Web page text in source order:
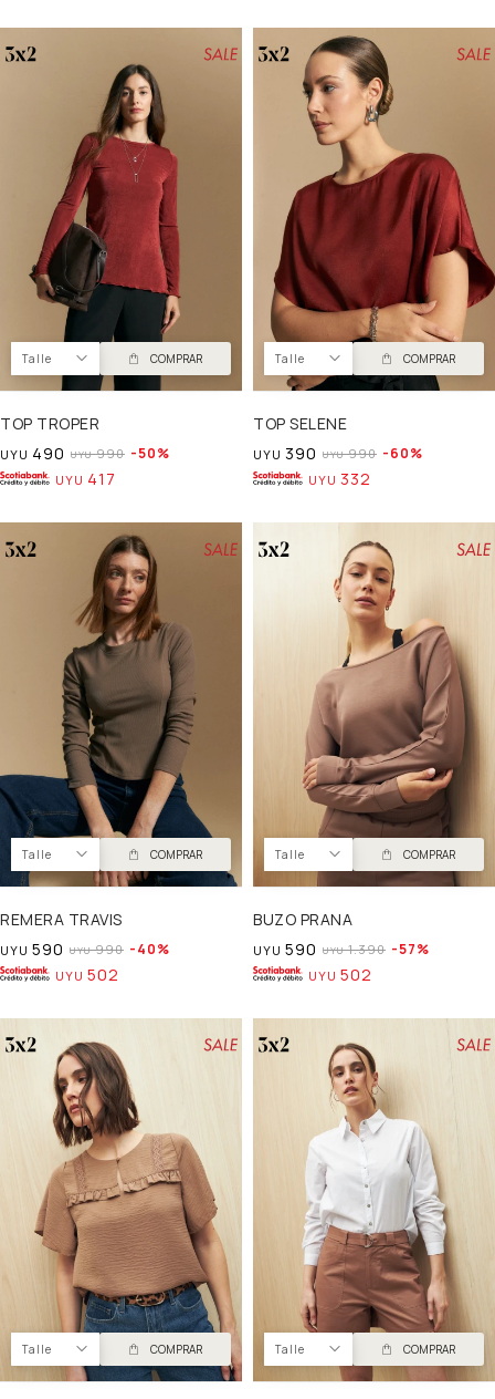
Talle COMPRAR
TOP TROPER
UYU 490 UYU 990 50
UYU 417
Talle COMPRAR
TOP SELENE
UYU 390 UYU 990 60
UYU 332
Talle COMPRAR
REMERA TRAVIS
UYU 590 UYU 990 40
UYU 502
Talle COMPRAR
BUZO PRANA
UYU 590 UYU 1.390 57
UYU 502
Talle COMPRAR Talle COMPRAR